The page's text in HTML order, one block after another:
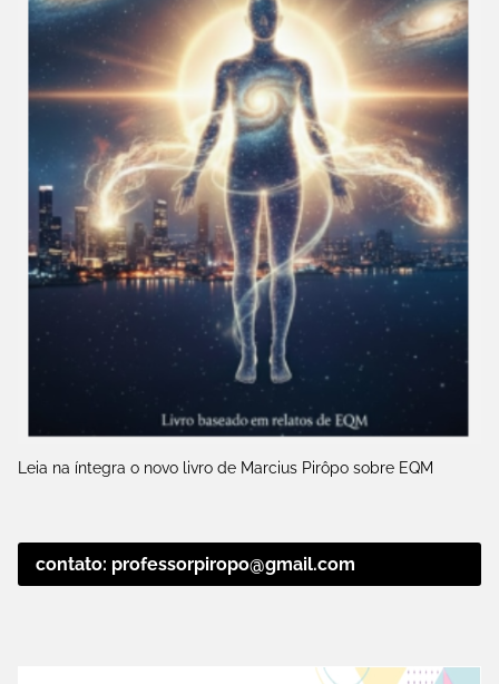
Leia na íntegra o novo livro de Marcius Pirôpo sobre EQM
contato: professorpiropo@gmail.com